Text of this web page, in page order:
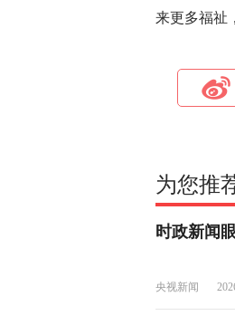
来更多福祉
为您推
时政新闻
央视新闻